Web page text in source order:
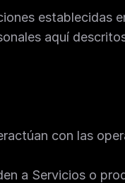
establecidas
aquí
con las
a Servicios o